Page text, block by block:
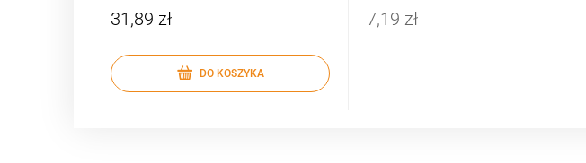
31,89 zł
DO KOSZYKA
7,19 zł